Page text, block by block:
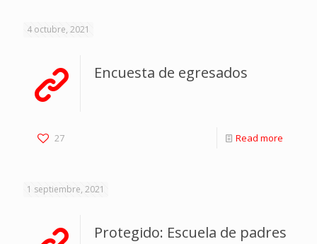
4 octubre, 2021
Encuesta de egresados
27 Read more
1 septiembre, 2021
Protegido: Escuela de padres